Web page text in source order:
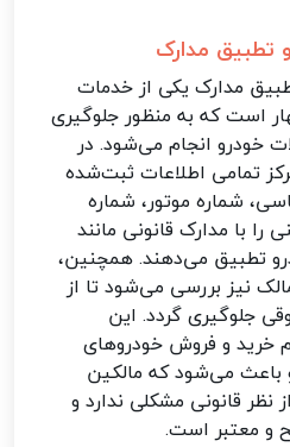
تطبیق مدارک
مدارک یکی از خدمات
است که به منظور جلوگیری
خودرو انجام می‌شود. در
تمامی اطلاعات ثبت‌شده
شماره موتور، شماره
با مدارک قانونی مانند
تطبیق می‌دهند. همچنین،
نیز بررسی می‌شود تا از
جلوگیری گردد. این
خرید و فروش خودروهای
می‌شود که مالکین
قانونی مشکلی ندارد و
و معتبر است.